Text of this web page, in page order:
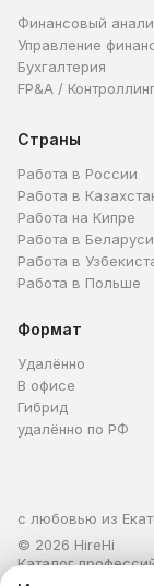
Финансовый
Управление
Бухгалтерия
FP&A /
Страны
Работа в России
Работа в
Работа на Кипре
Работа в Беларуси
Работа в
Работа в Польше
Формат
Удалённо
В офисе
Гибрид
удалённо по РФ
с любовью из
© 2026 HireHi
Каталог
Персональные